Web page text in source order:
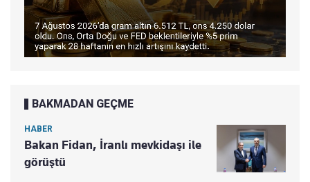
BAKMADAN GEÇME
HABER
Bakan Fidan, İranlı mevkidaşı ile
görüştü